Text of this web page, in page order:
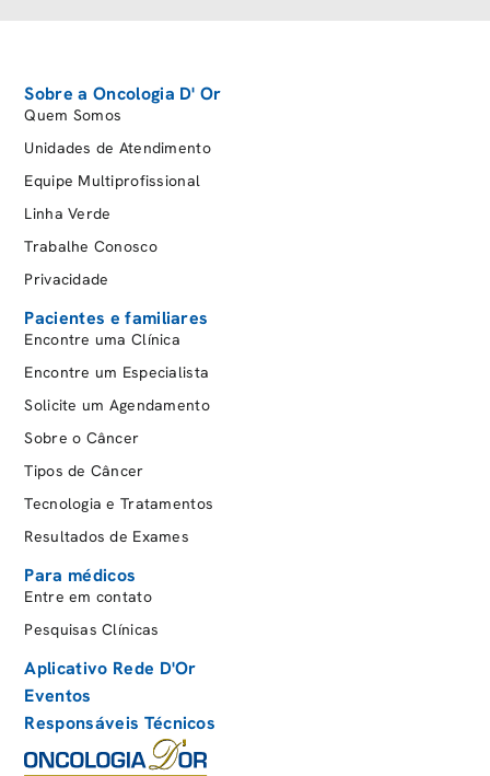
Sobre a Oncologia D' Or
Quem Somos
Unidades de Atendimento
Equipe Multiprofissional
Linha Verde
Trabalhe Conosco
Privacidade
Pacientes e familiares
Encontre uma Clínica
Encontre um Especialista
Solicite um Agendamento
Sobre o Câncer
Tipos de Câncer
Tecnologia e Tratamentos
Resultados de Exames
Para médicos
Entre em contato
Pesquisas Clínicas
Aplicativo Rede D'Or
Eventos
Responsáveis Técnicos